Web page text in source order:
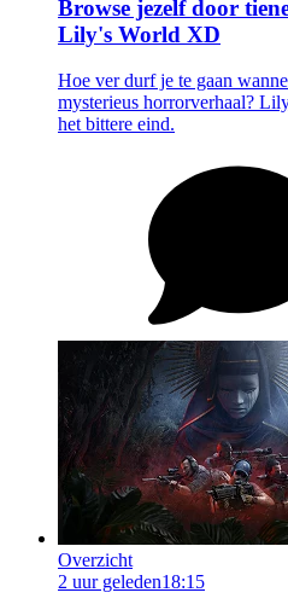
Browse jezelf door
Lily's World XD
Hoe ver durf je te gaan
mysterieus horrorverhaal?
het bittere eind.
Overzicht
2 uur geleden18:15